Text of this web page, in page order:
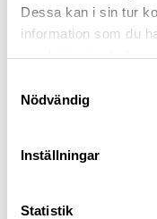
Dessa kan i sin tur
information som du
samlat in när du har
Nödvändig
Inställningar
Statistik
med knythandtag 50-
pack - Lila
29kr